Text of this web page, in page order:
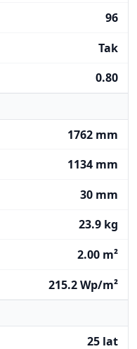
96
Tak
0.80
1762 mm
1134 mm
30 mm
23.9 kg
2.00 m²
215.2 Wp/m²
25 lat